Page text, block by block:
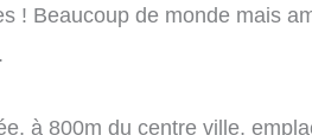
! Beaucoup de monde mais
à 800m du centre ville,